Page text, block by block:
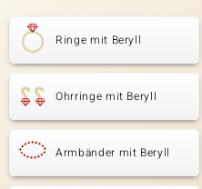
Ringe mit Beryll
Ohrringe mit Beryll
Armbänder mit Beryll